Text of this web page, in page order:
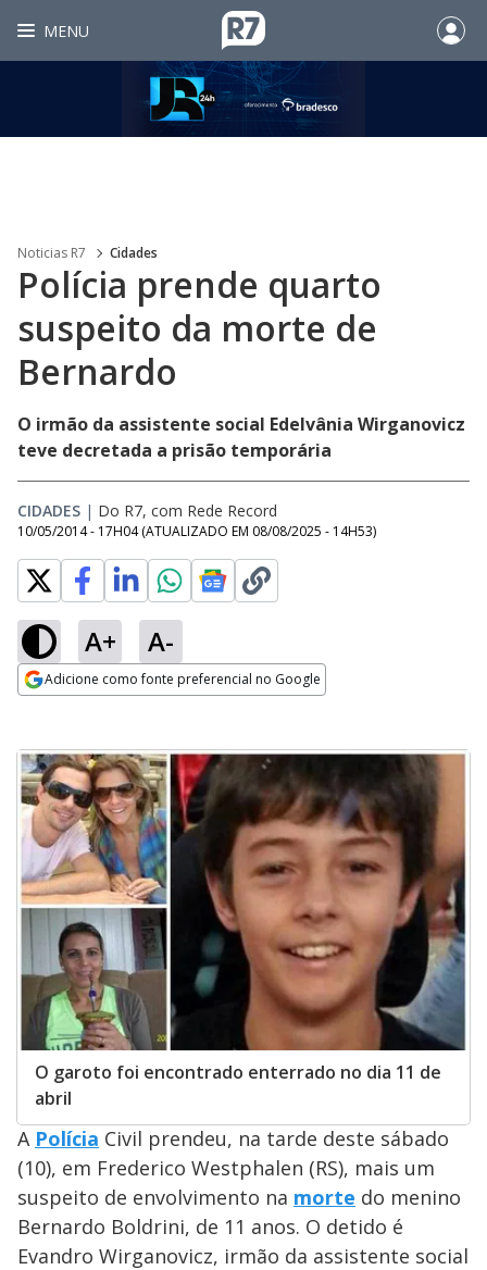
MENU
Noticias R7 Cidades
Polícia prende quarto
suspeito da morte de
Bernardo
O irmão da assistente social Edelvânia Wirganovicz
teve decretada a prisão temporária
CIDADES | Do R7, com Rede Record
10/05/2014 - 17H04 (ATUALIZADO EM 08/08/2025 - 14H53)
A+ A-
Adicione como fonte preferencial no Google
O garoto foi encontrado enterrado no dia 11 de
abril
A Polícia Civil prendeu, na tarde deste sábado
(10), em Frederico Westphalen (RS), mais um
suspeito de envolvimento na morte do menino
Bernardo Boldrini, de 11 anos. O detido é
Evandro Wirganovicz, irmão da assistente social